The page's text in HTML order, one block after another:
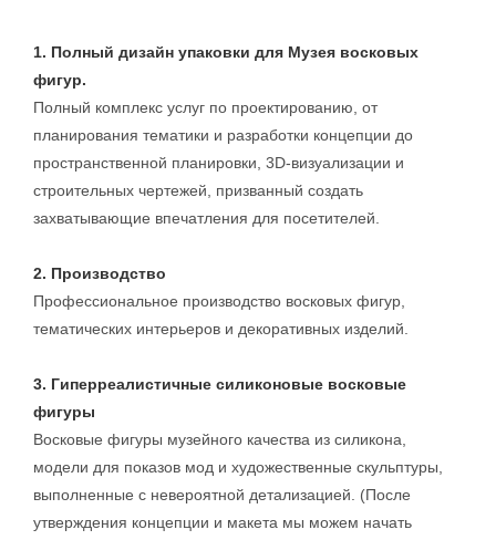
1. Полный дизайн упаковки для Музея восковых
фигур.
Полный комплекс услуг по проектированию, от
планирования тематики и разработки концепции до
пространственной планировки, 3D-визуализации и
строительных чертежей, призванный создать
захватывающие впечатления для посетителей.
2. Производство
Профессиональное производство восковых фигур,
тематических интерьеров и декоративных изделий.
3. Гиперреалистичные силиконовые восковые
фигуры
Восковые фигуры музейного качества из силикона,
модели для показов мод и художественные скульптуры,
выполненные с невероятной детализацией. (После
утверждения концепции и макета мы можем начать